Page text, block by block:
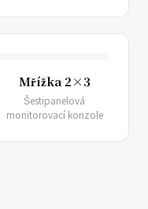
Mřížka 2×3
Šestipanelová
monitorovací konzole